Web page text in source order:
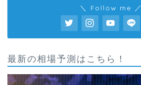
＼ Follow me ／
最新の相場予測はこちら！